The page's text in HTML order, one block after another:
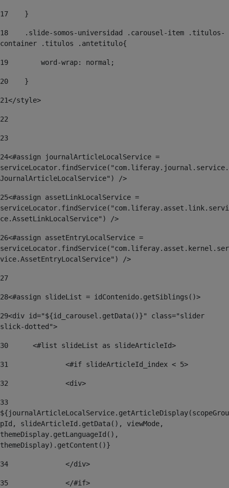
17
    }
18
    .slide-somos-universidad .carousel-item .titulos-
container .titulos .antetitulo{
19
        word-wrap: normal;
20
    }
21</style>
22
23
24<#assign journalArticleLocalService =
serviceLocator.findService("com.liferay.journal.service.
JournalArticleLocalService") />
25<#assign assetLinkLocalService =
serviceLocator.findService("com.liferay.asset.link.servi
ce.AssetLinkLocalService") />
26<#assign assetEntryLocalService =
serviceLocator.findService("com.liferay.asset.kernel.ser
vice.AssetEntryLocalService") />
27
28<#assign slideList = idContenido.getSiblings()>
29<div id="${id_carousel.getData()}" class="slider
slick-dotted">
30
	<#list slideList as slideArticleId>
31
		<#if slideArticleId_index < 5>
32
    		<div>
33
${journalArticleLocalService.getArticleDisplay(scopeGrou
pId, slideArticleId.getData(), viewMode,
themeDisplay.getLanguageId(),
themeDisplay).getContent()}
34
    		</div>
35
		</#if>